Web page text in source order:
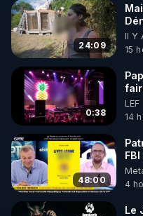
http://rgnr.li/instagram
🌱 LA NEWSLETTER
Pour ne pas rater
http://rgnr.li/news
🌱 VIDÉOS NON
Toutes les vidéos
http://rgnr.li/odysee
🌱 LES STAGES EN
24:09
Il Y
15
0:38
DJ
LEF
14
48:00
4
Le